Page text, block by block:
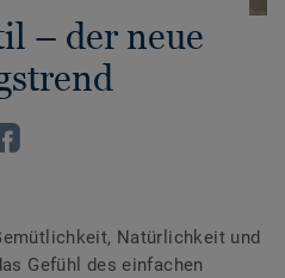
– der neue
Natürlichkeit und
Gefühl des einfachen